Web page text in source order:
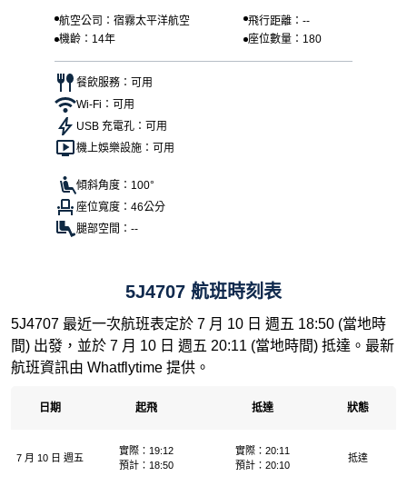
航空公司：宿霧太平洋航空
飛行距離：--
機齡：14年
座位數量：180
餐飲服務：可用
Wi-Fi：可用
USB 充電孔：可用
機上娛樂設施：可用
傾斜角度：100°
座位寬度：46公分
腿部空間：--
5J4707 航班時刻表
5J4707 最近一次航班表定於 7 月 10 日 週五 18:50 (當地時
間) 出發，並於 7 月 10 日 週五 20:11 (當地時間) 抵達。最新
航班資訊由 Whatflytime 提供。
日期 起飛 抵達 狀態
7 月 10 日 週五
實際：19:12
預計：18:50
實際：20:11
預計：20:10
抵達